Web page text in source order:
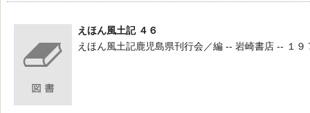
えほん風土記 ４６
えほん風土記鹿児島県刊行会／編 -- 岩崎書店 -- １９